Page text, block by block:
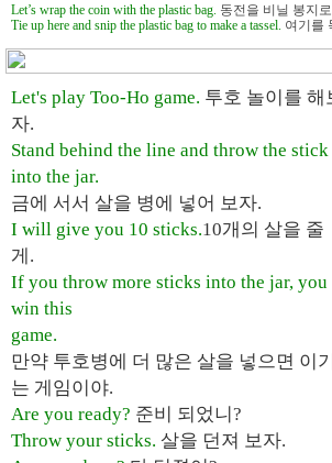
Let’s wrap the coin with the plastic bag. 동전을 비닐 봉지
Tie up here and snip the plastic bag to make a tassel. 여기를
Let's play Too-Ho game. 투호 놀이를 해
자.
Stand behind the line and throw the stick
into the jar.
금에 서서 살을 병에 넣어 보자.
I will give you 10 sticks.10개의 살을 줄
게.
If you throw more sticks into the jar, you
win this
game.
만약 투호병에 더 많은 살을 넣으면 이기
는 게임이야.
Are you ready? 준비 되었니?
Throw your sticks. 살을 던져 보자.